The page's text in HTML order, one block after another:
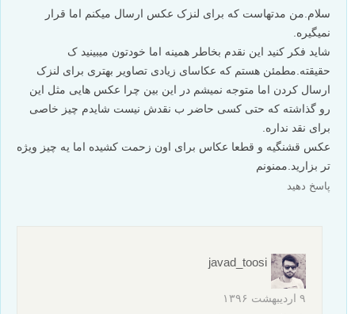
سلام.من مدتهاست که برای لنزک عکس ارسال میکنم اما قرار
نمیگیره.
شاید فکر کنید این نقدم بخاطر همینه اما خودتون میبینید ک
حقیقته.مطمئن هستم که عکاسای زیادی تصاویر بهتری برای لنزک
ارسال کردن اما متوجه نمیشم در این بین چرا عکس هایی مثل این
رو گذاشته که حتی کسی حاضر ب نقدش نیست شایدم چیز خاصی
برای نقد نداره.
عکس قشنگیه و قطعا عکاس برای اون زحمت کشیده اما یه چیز ویژه
تر بزارید.ممنونم
پاسخ دهید
javad_toosi
۹ اردیبهشت ۱۳۹۶